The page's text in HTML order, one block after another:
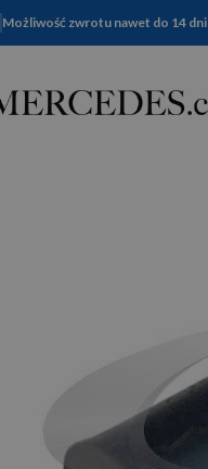
Możliwość zwrotu nawet do 14 dni